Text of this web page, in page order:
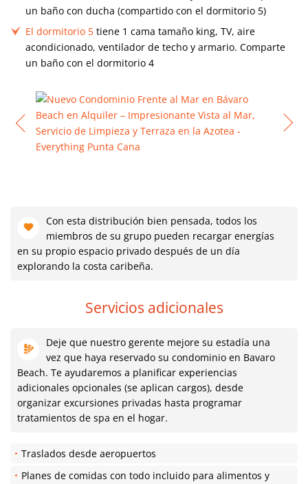
un baño con ducha (compartido con el dormitorio 5)
El dormitorio 5 tiene 1 cama tamaño king, TV, aire
acondicionado, ventilador de techo y armario. Comparte
un baño con el dormitorio 4
Con esta distribución bien pensada, todos los
miembros de su grupo pueden recargar energías
en su propio espacio privado después de un día
explorando la costa caribeña.
Servicios adicionales
Deje que nuestro gerente mejore su estadía una
vez que haya reservado su condominio en Bavaro
Beach. Te ayudaremos a planificar experiencias
adicionales opcionales (se aplican cargos), desde
organizar excursiones privadas hasta programar
tratamientos de spa en el hogar.
Traslados desde aeropuertos
Planes de comidas con todo incluido para alimentos y